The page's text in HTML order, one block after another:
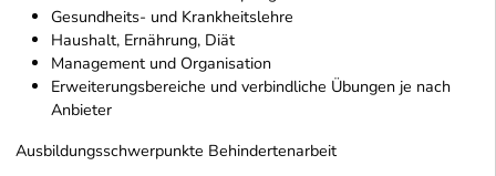
Gesundheits- und Krankheitslehre
Haushalt, Ernährung, Diät
Management und Organisation
Erweiterungsbereiche und verbindliche Übungen je nach
Anbieter
Ausbildungsschwerpunkte Behindertenarbeit